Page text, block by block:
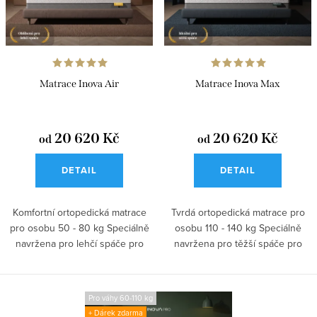
o
d
r
o
Matrace Inova Air
od 20 620 Kč
DETAIL
Komfortní ortopedická matrace
pro osobu 50 - 80 kg Speciálně
navržena pro lehčí spáče pro
Matrace Inova Max
od 20 620 Kč
DETAIL
Tvrdá ortopedická matrace pro
osobu 110 - 140 kg Speciálně
navržena pro těžší spáče pro
Pro váhy 60-110 kg
+ Dárek zdarma